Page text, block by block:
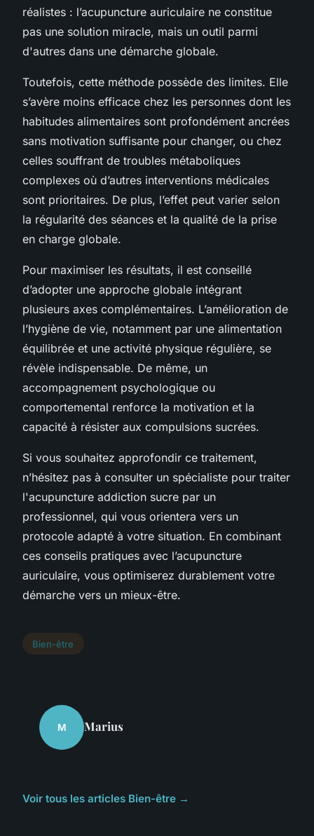
réalistes : l’acupuncture auriculaire ne constitue
pas une solution miracle, mais un outil parmi
d'autres dans une démarche globale.
Toutefois, cette méthode possède des limites. Elle
s’avère moins efficace chez les personnes dont les
habitudes alimentaires sont profondément ancrées
sans motivation suffisante pour changer, ou chez
celles souffrant de troubles métaboliques
complexes où d’autres interventions médicales
sont prioritaires. De plus, l’effet peut varier selon
la régularité des séances et la qualité de la prise
en charge globale.
Pour maximiser les résultats, il est conseillé
d’adopter une approche globale intégrant
plusieurs axes complémentaires. L’amélioration de
l’hygiène de vie, notamment par une alimentation
équilibrée et une activité physique régulière, se
révèle indispensable. De même, un
accompagnement psychologique ou
comportemental renforce la motivation et la
capacité à résister aux compulsions sucrées.
Si vous souhaitez approfondir ce traitement,
n’hésitez pas à consulter un spécialiste pour traiter
l'acupuncture addiction sucre par un
professionnel, qui vous orientera vers un
protocole adapté à votre situation. En combinant
ces conseils pratiques avec l’acupuncture
auriculaire, vous optimiserez durablement votre
démarche vers un mieux-être.
Bien-être
M Marius
Voir tous les articles Bien-être →